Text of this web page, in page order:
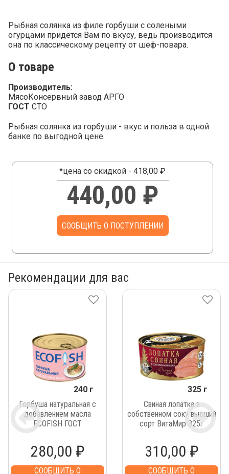
Рыбная солянка из филе горбуши с солеными
огурцами придётся Вам по вкусу, ведь производится
она по классическому рецепту от шеф-повара.
О товаре
Производитель:
МясоКонсервный завод АРГО
ГОСТ СТО
Рыбная солянка из горбуши - вкус и польза в одной
банке по выгодной цене.
*цена со скидкой - 418,00 ₽
440,00 ₽
СООБЩИТЬ О ПОСТУПЛЕНИИ
Рекомендации для вас
240 г
Горбуша натуральная с
добавлением масла
ECOFISH ГОСТ
280,00 ₽
СООБЩИТЬ О
325 г
Свиная лопатка в
собственном соку высший
сорт ВитаМир 325г
310,00 ₽
СООБЩИТЬ О